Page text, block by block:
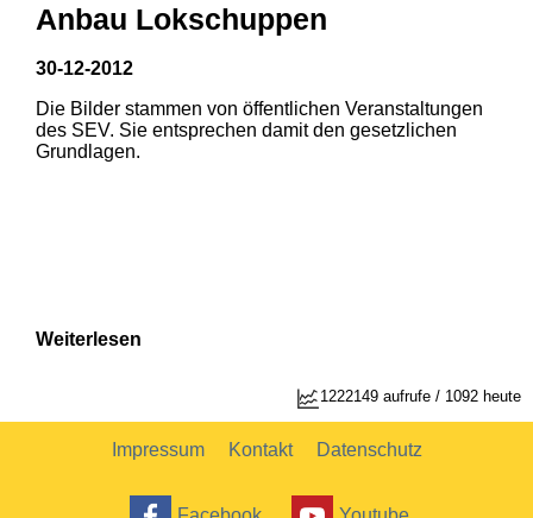
Anbau Lokschuppen
30-12-2012
Die Bilder stammen von öffentlichen Veranstaltungen
des SEV. Sie entsprechen damit den gesetzlichen
Grundlagen.
Weiterlesen
1222149 aufrufe / 1092 heute
Impressum Kontakt Datenschutz